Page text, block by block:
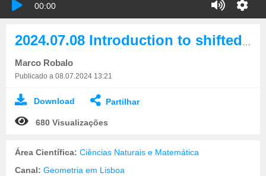
00:00
Marco Robalo
Publicado a 08.07.2024 13:21
Download Partilhar
680 Visualizações
Área Científica: Ciências Naturais e Matemática
Canal: Geometria em Lisboa